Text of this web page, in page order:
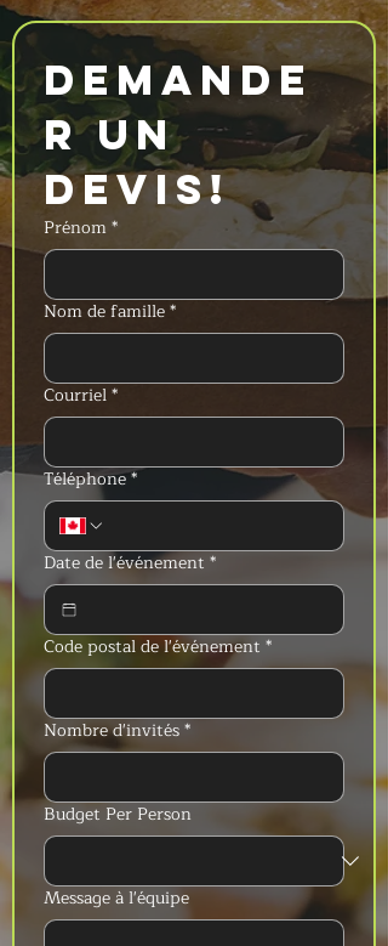
Demande
r un
devis!
Prénom*
Nom de famille*
Courriel*
Téléphone*
Date de l'événement *
Code postal de l'événement *
Nombre d'invités*
Budget Per Person
Message à l'équipe